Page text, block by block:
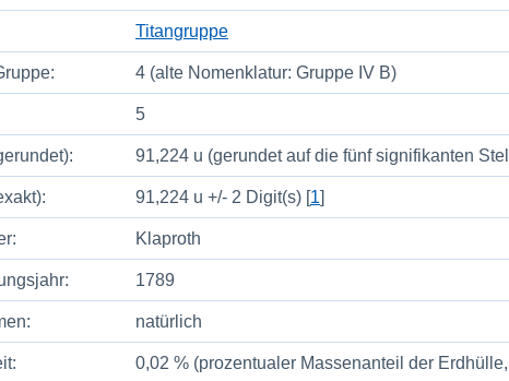
Titangruppe
4 (alte Nomenklatur: Gruppe IV B)
5
91,224 u (gerundet auf die fünf signifikanten
91,224 u +/- 2 Digit(s) [1]
Klaproth
1789
natürlich
0,02 % (prozentualer Massenanteil der